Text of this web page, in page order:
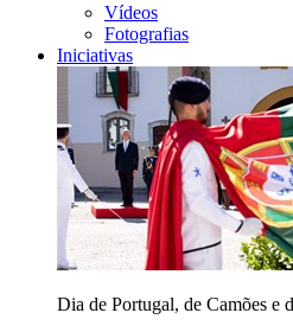
Vídeos
Fotografias
Iniciativas
Dia de Portugal, de Camões e